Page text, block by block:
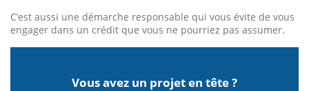
C’est aussi une démarche responsable qui vous évite de vous
engager dans un crédit que vous ne pourriez pas assumer.
Vous avez un projet en tête ?